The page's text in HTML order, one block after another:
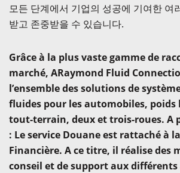
모든 단계에서 기업의 성공에 기여한 여
받고 존중받을 수 있습니다.
Grâce à la plus vaste gamme de
marché, ARaymond Fluid
l’ensemble des solutions de
fluides pour les automobiles, poids
tout-terrain, deux et trois-roues. A
: Le service Douane est rattaché à
Financière. A ce titre, il réalise des
conseil et de support aux